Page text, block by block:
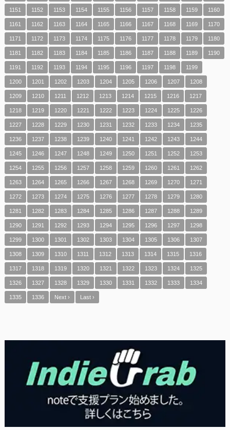
1151 1152 1153 1154 1155 1156 1157 1158 1159 1160
1161 1162 1163 1164 1165 1166 1167 1168 1169 1170
1171 1172 1173 1174 1175 1176 1177 1178 1179 1180
1181 1182 1183 1184 1185 1186 1187 1188 1189 1190
1191 1192 1193 1194 1195 1196 1197 1198 1199
1200 1201 1202 1203 1204 1205 1206 1207 1208
1209 1210 1211 1212 1213 1214 1215 1216 1217
1218 1219 1220 1221 1222 1223 1224 1225 1226
1227 1228 1229 1230 1231 1232 1233 1234 1235
1236 1237 1238 1239 1240 1241 1242 1243 1244
1245 1246 1247 1248 1249 1250 1251 1252 1253
1254 1255 1256 1257 1258 1259 1260 1261 1262
1263 1264 1265 1266 1267 1268 1269 1270 1271
1272 1273 1274 1275 1276 1277 1278 1279 1280
1281 1282 1283 1284 1285 1286 1287 1288 1289
1290 1291 1292 1293 1294 1295 1296 1297 1298
1299 1300 1301 1302 1303 1304 1305 1306 1307
1308 1309 1310 1311 1312 1313 1314 1315 1316
1317 1318 1319 1320 1321 1322 1323 1324 1325
1326 1327 1328 1329 1330 1331 1332 1333 1334
1335 1336 Next › Last ›